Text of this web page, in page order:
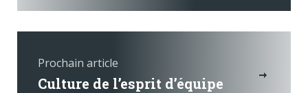
Prochain article
Culture de l’esprit d’équipe